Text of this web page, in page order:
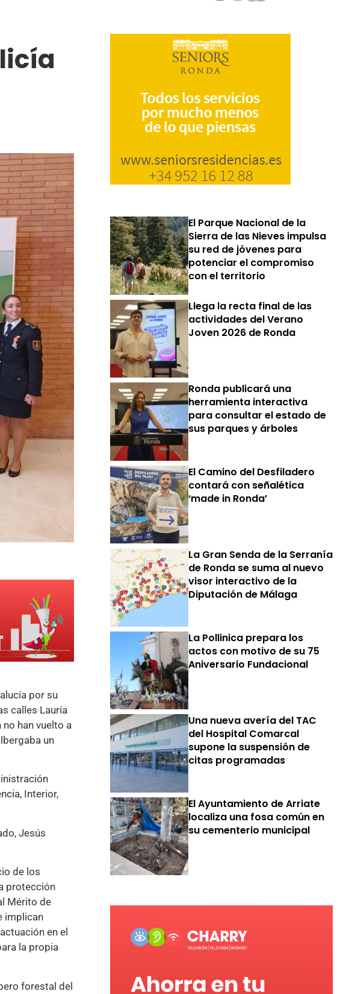
por su
calles Lauría
han vuelto a
un
Interior,
Jesús
de los
protección
Mérito de
implican
en el
la propia
forestal del
El Parque Nacional de la
Sierra de las Nieves impulsa
su red de jóvenes para
potenciar el compromiso
con el territorio
Llega la recta final de las
actividades del Verano
Joven 2026 de Ronda
Ronda publicará una
herramienta interactiva
para consultar el estado de
sus parques y árboles
El Camino del Desfiladero
contará con señalética
‘made in Ronda’
La Gran Senda de la Serranía
de Ronda se suma al nuevo
visor interactivo de la
Diputación de Málaga
La Pollinica prepara los
actos con motivo de su 75
Aniversario Fundacional
Una nueva avería del TAC
del Hospital Comarcal
supone la suspensión de
citas programadas
El Ayuntamiento de Arriate
localiza una fosa común en
su cementerio municipal